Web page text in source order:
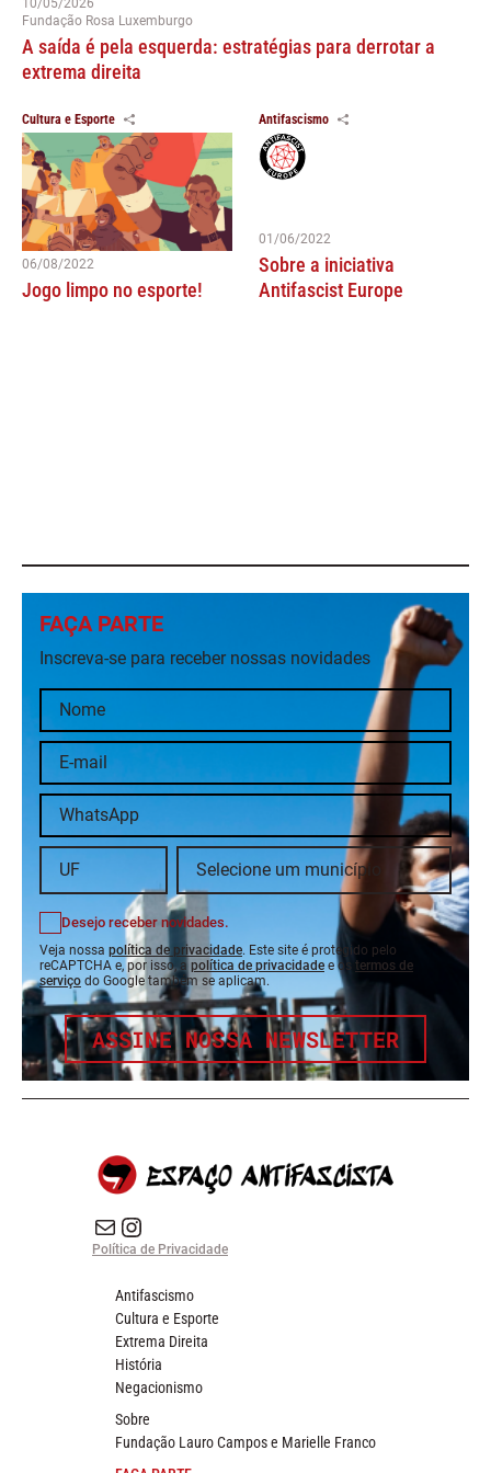
10/05/2026
Fundação Rosa Luxemburgo
A saída é pela esquerda: estratégias para derrotar a
extrema direita
Cultura e Esporte
06/08/2022
Jogo limpo no esporte!
Antifascismo
01/06/2022
Sobre a iniciativa
Antifascist Europe
FAÇA PARTE
Inscreva-se para receber nossas novidades
Desejo receber novidades.
Veja nossa política de privacidade. Este site é protegido pelo
reCAPTCHA e, por isso, a política de privacidade e os termos de
serviço do Google também se aplicam.
ASSINE NOSSA NEWSLETTER
E-mail Instagram do Espaço Antifascista
Política de Privacidade
Antifascismo
Cultura e Esporte
Extrema Direita
História
Negacionismo
Sobre
Fundação Lauro Campos e Marielle Franco